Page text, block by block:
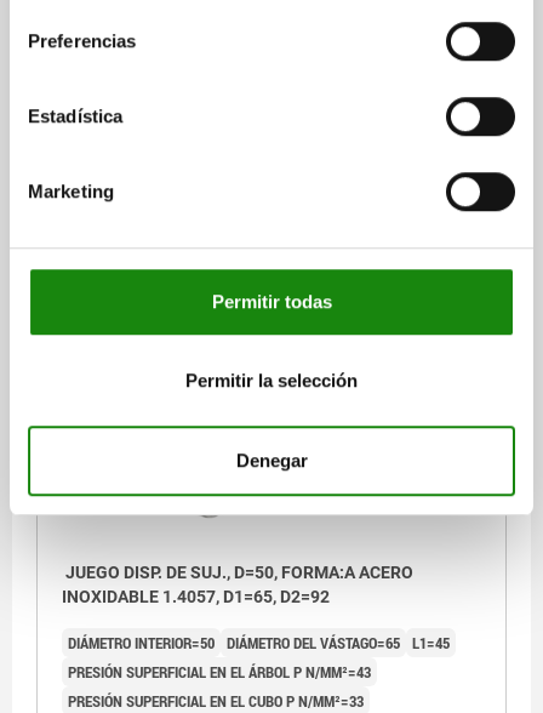
Preferencias
Estadística
Marketing
Permitir todas
Permitir la selección
Denegar
CON PAR DE APRIETE MS FUERZA AXIAL TRANSMISIBLE F KN=36
CON PAR DE APRIETE MS MOMENTO DE TORSIÓN TRANSMISIBLE M
DIÁMETRO DE BRIDA=86
Referencia:
JUEGO DISP. DE SUJ., D=50, FORMA:A ACERO
INOXIDABLE 1.4057, D1=65, D2=92
DIÁMETRO INTERIOR=50 DIÁMETRO DEL VÁSTAGO=65 L1=45
PRESIÓN SUPERFICIAL EN EL ÁRBOL P N/MM²=43
PRESIÓN SUPERFICIAL EN EL CUBO P N/MM²=33